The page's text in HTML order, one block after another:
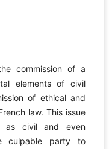
commission of a
elements of civil
of ethical and
law. This issue
as civil and even
culpable party to